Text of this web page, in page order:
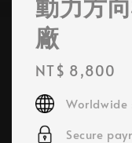
廠
Regular
price
NT$ 8,800
Worldwide
Secure